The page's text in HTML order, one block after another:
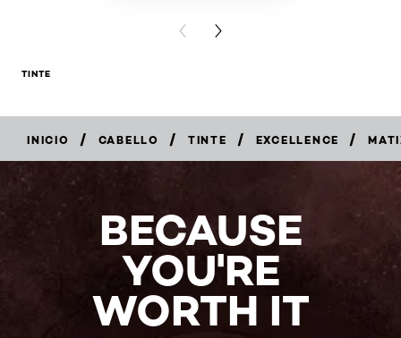
PREVIOUS CARD
NEXT CARD
TINTE
INICIO / CABELLO / TINTE / EXCELLENCE /
EN
BECAUSE
YOU'RE
WORTH IT